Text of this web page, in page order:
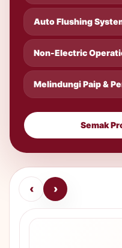
Auto Flushing
Non-Electric
Melindungi Paip &
Semak
‹ ›